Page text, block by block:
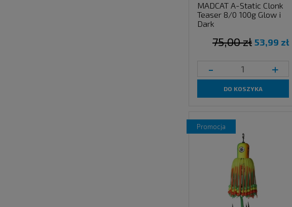
MADCAT A-Static Clonk
Teaser 8/0 100g Glow i
Dark
53,99 zł
75,00 zł
- +
DO KOSZYKA
promocja